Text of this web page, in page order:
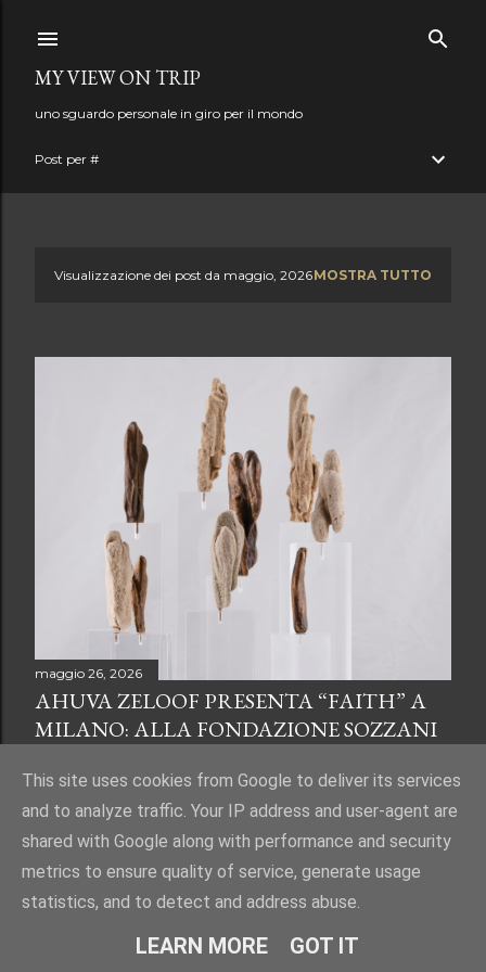
MY VIEW ON TRIP
uno sguardo personale in giro per il mondo
Post per #
Visualizzazione dei post da maggio, 2026MOSTRA TUTTO
maggio 26, 2026
AHUVA ZELOOF PRESENTA “FAITH” A
MILANO: ALLA FONDAZIONE SOZZANI
FOTOGRAFIA E SCULTURA
Condividi Posta un commento
Powered by Blogger
This site uses cookies from Google to deliver its services
and to analyze traffic. Your IP address and user-agent are
shared with Google along with performance and security
metrics to ensure quality of service, generate usage
statistics, and to detect and address abuse.
LEARN MORE GOT IT